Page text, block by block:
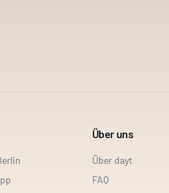
Über uns
Über dayt
FAQ